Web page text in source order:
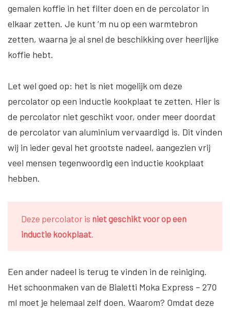
gemalen koffie in het filter doen en de percolator in
elkaar zetten. Je kunt ‘m nu op een warmtebron
zetten, waarna je al snel de beschikking over heerlijke
koffie hebt.
Let wel goed op: het is niet mogelijk om deze
percolator op een inductie kookplaat te zetten. Hier is
de percolator niet geschikt voor, onder meer doordat
de percolator van aluminium vervaardigd is. Dit vinden
wij in ieder geval het grootste nadeel, aangezien vrij
veel mensen tegenwoordig een inductie kookplaat
hebben.
Deze percolator is niet geschikt voor op een
inductie kookplaat
Een ander nadeel is terug te vinden in de reiniging.
Het schoonmaken van de Bialetti Moka Express – 270
ml moet je helemaal zelf doen. Waarom? Omdat deze